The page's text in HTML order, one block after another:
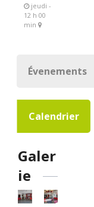
jeudi -
12 h 00
min
Évenements
Calendrier
Galer
ie